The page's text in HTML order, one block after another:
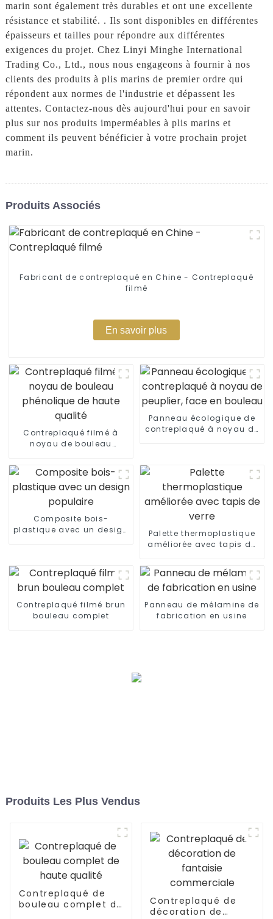
marin sont également très durables et ont une excellente
résistance et stabilité. . Ils sont disponibles en différentes
épaisseurs et tailles pour répondre aux différentes
exigences du projet. Chez Linyi Minghe International
Trading Co., Ltd., nous nous engageons à fournir à nos
clients des produits à plis marins de premier ordre qui
répondent aux normes de l'industrie et dépassent les
attentes. Contactez-nous dès aujourd'hui pour en savoir
plus sur nos produits imperméables à plis marins et
comment ils peuvent bénéficier à votre prochain projet
marin.
Produits Associés
Fabricant de contreplaqué en Chine - Contreplaqué
filmé
En savoir plus
Contreplaqué filmé à
noyau de bouleau
Panneau écologique de
contreplaqué à noyau de
Composite bois-
plastique avec un design
Palette thermoplastique
améliorée avec tapis de
Contreplaqué filmé brun
bouleau complet
Panneau de mélamine de
fabrication en usine
Produits Les Plus Vendus
Contreplaqué de
bouleau complet de
Contreplaqué de
décoration de